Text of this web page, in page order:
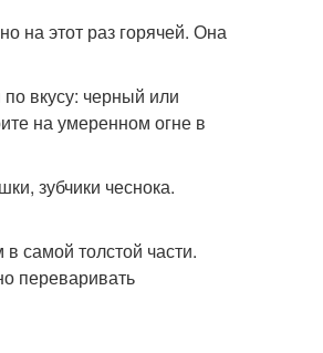
на этот раз горячей. Она
вкусу: черный или
на умеренном огне в
зубчики чеснока.
самой толстой части.
переваривать